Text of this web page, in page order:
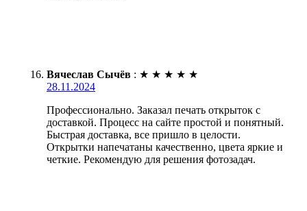
Вячеслав Сычёв : ★ ★ ★ ★ ★
28.11.2024
Профессионально. Заказал печать открыток с
доставкой. Процесс на сайте простой и понятный.
Быстрая доставка, все пришло в целости.
Открытки напечатаны качественно, цвета яркие и
четкие. Рекомендую для решения фотозадач.